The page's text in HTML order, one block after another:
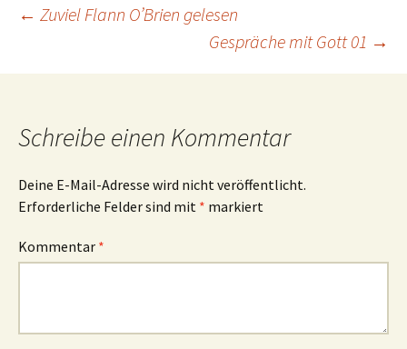
Beitrags-
Navigation
← Zuviel Flann O’Brien gelesen
Gespräche mit Gott 01 →
Schreibe einen Kommentar
Deine E-Mail-Adresse wird nicht veröffentlicht.
Erforderliche Felder sind mit * markiert
Kommentar *